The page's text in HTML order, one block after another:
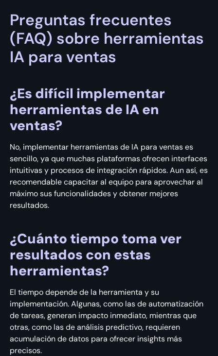
Preguntas frecuentes
(FAQ) sobre herramientas
IA para ventas
¿Es difícil implementar
herramientas de IA en
ventas?
No, implementar herramientas de IA para ventas es
sencillo, ya que muchas plataformas ofrecen interfaces
intuitivas y procesos de integración rápidos. Aun así, es
recomendable capacitar al equipo para aprovechar al
máximo sus funcionalidades y obtener mejores
resultados.
¿Cuánto tiempo toma ver
resultados con estas
herramientas?
El tiempo depende de la herramienta y su
implementación. Algunas, como las de automatización
de tareas, generan impacto inmediato, mientras que
otras, como las de análisis predictivo, requieren
acumulación de datos para ofrecer insights más
precisos.